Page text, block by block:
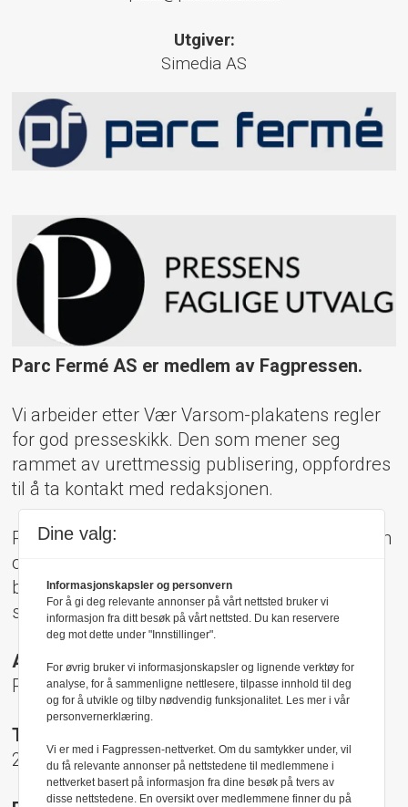
Utgiver:
Simedia AS
Parc Fermé AS er medlem av Fagpressen.
Vi arbeider etter Vær Varsom-plakatens regler
for god presseskikk. Den som mener seg
rammet av urettmessig publisering, oppfordres
til å ta kontakt med redaksjonen.
Pressens Faglige Utvalg (PFU) er et klageorgan
oppnevnt av Norsk Presseforbund som
behandler klager mot mediene i presseetiske
spørsmål.
Adresse:
Rådhusgt 17, 0158 Oslo
Telefon:
22 40 50 40
Dine valg:
Informasjonskapsler og personvern
For å gi deg relevante annonser på vårt nettsted bruker vi
informasjon fra ditt besøk på vårt nettsted. Du kan reservere
deg mot dette under "Innstillinger".
For øvrig bruker vi informasjonskapsler og lignende verktøy for
analyse, for å sammenligne nettlesere, tilpasse innhold til deg
og for å utvikle og tilby nødvendig funksjonalitet. Les mer i vår
personvernerklæring.
Vi er med i Fagpressen-nettverket. Om du samtykker under, vil
du få relevante annonser på nettstedene til medlemmene i
nettverket basert på informasjon fra dine besøk på tvers av
disse nettstedene. En oversikt over medlemmene finner du på